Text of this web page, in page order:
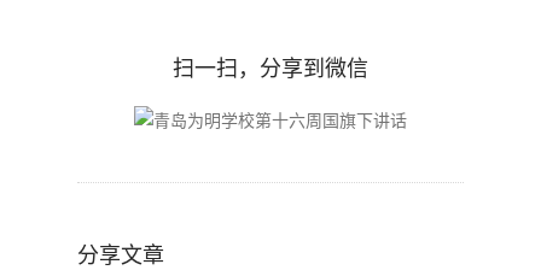
扫一扫，分享到微信
分享文章